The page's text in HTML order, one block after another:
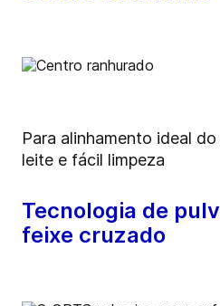
Para alinhamento ideal
leite e fácil limpeza
Tecnologia de
feixe cruzado